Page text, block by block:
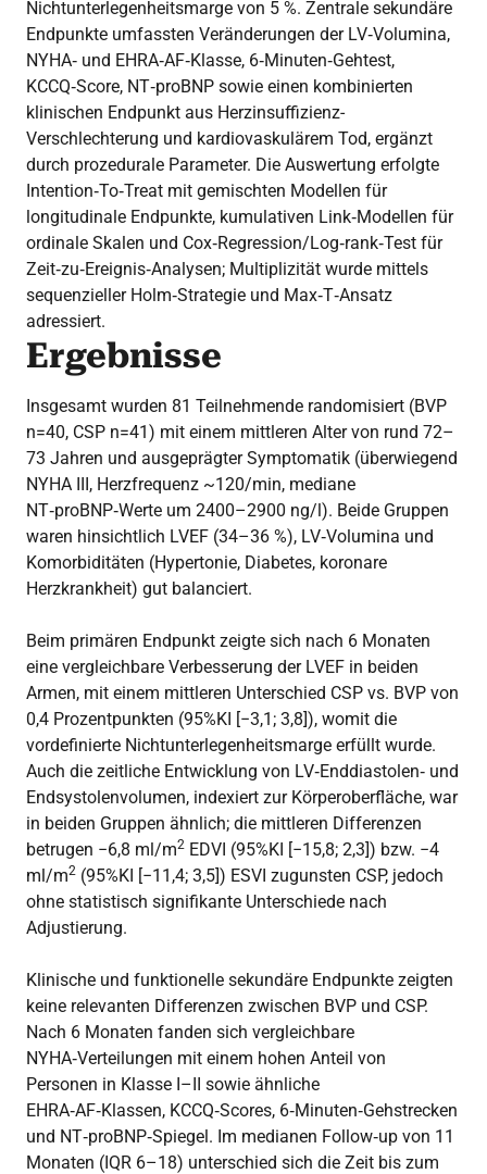
Nichtunterlegenheitsmarge von 5 %. Zentrale sekundäre
Endpunkte umfassten Veränderungen der LV‑Volumina,
NYHA‑ und EHRA‑AF‑Klasse, 6‑Minuten‑Gehtest,
KCCQ‑Score, NT‑proBNP sowie einen kombinierten
klinischen Endpunkt aus Herzinsuffizienz-
Verschlechterung und kardiovaskulärem Tod, ergänzt
durch prozedurale Parameter. Die Auswertung erfolgte
Intention‑To‑Treat mit gemischten Modellen für
longitudinale Endpunkte, kumulativen Link‑Modellen für
ordinale Skalen und Cox‑Regression/Log‑rank‑Test für
Zeit‑zu‑Ereignis‑Analysen; Multiplizität wurde mittels
sequenzieller Holm‑Strategie und Max‑T‑Ansatz
adressiert.
Ergebnisse
Insgesamt wurden 81 Teilnehmende randomisiert (BVP
n=40, CSP n=41) mit einem mittleren Alter von rund 72–
73 Jahren und ausgeprägter Symptomatik (überwiegend
NYHA III, Herzfrequenz ~120/min, mediane
NT‑proBNP‑Werte um 2400–2900 ng/l). Beide Gruppen
waren hinsichtlich LVEF (34–36 %), LV‑Volumina und
Komorbiditäten (Hypertonie, Diabetes, koronare
Herzkrankheit) gut balanciert.
Beim primären Endpunkt zeigte sich nach 6 Monaten
eine vergleichbare Verbesserung der LVEF in beiden
Armen, mit einem mittleren Unterschied CSP vs. BVP von
0,4 Prozentpunkten (95%KI [−3,1; 3,8]), womit die
vordefinierte Nichtunterlegenheitsmarge erfüllt wurde.
Auch die zeitliche Entwicklung von LV‑Enddiastolen‑ und
Endsystolenvolumen, indexiert zur Körperoberfläche, war
in beiden Gruppen ähnlich; die mittleren Differenzen
betrugen −6,8 ml/m2 EDVI (95%KI [−15,8; 2,3]) bzw. −4
ml/m2 (95%KI [−11,4; 3,5]) ESVI zugunsten CSP, jedoch
ohne statistisch signifikante Unterschiede nach
Adjustierung.
Klinische und funktionelle sekundäre Endpunkte zeigten
keine relevanten Differenzen zwischen BVP und CSP.
Nach 6 Monaten fanden sich vergleichbare
NYHA‑Verteilungen mit einem hohen Anteil von
Personen in Klasse I–II sowie ähnliche
EHRA‑AF‑Klassen, KCCQ‑Scores, 6‑Minuten‑Gehstrecken
und NT‑proBNP‑Spiegel. Im medianen Follow‑up von 11
Monaten (IQR 6–18) unterschied sich die Zeit bis zum